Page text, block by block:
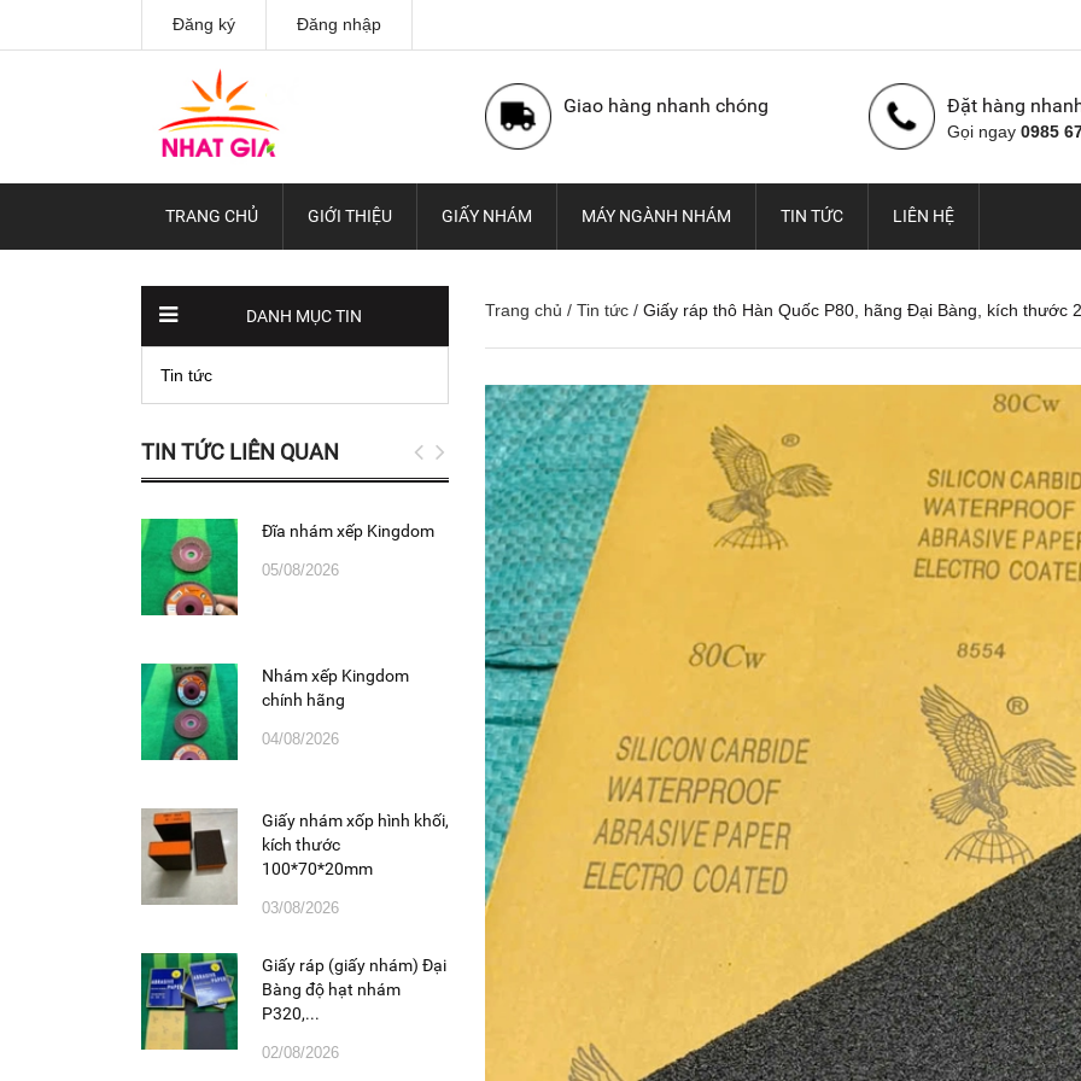
Đăng ký Đăng nhập
Giao hàng nhanh chóng Đặt hàng
Gọi ngay 0985
TRANG CHỦ GIỚI THIỆU GIẤY NHÁM MÁY NGÀNH NHÁM TIN TỨC LIÊN HỆ
Trang chủ / Tin tức / Giấy ráp thô Hàn Quốc P80, hãng Đại Bàng, kích thước
DANH MỤC TIN
Tin tức
TIN TỨC LIÊN QUAN
Đĩa nhám xếp Kingdom
05/08/2026
Nhám xếp Kingdom
chính hãng
04/08/2026
Giấy nhám xốp hình khối,
kích thước
100*70*20mm
03/08/2026
Giấy ráp (giấy nhám) Đại
Bàng độ hạt nhám
P320,...
02/08/2026
Nhám cuộn con Ó Hàn
Quốc (Hawk), Kích thước
100...
01/08/2026
31/07/2026
Giấy nhám P320
(Cw320) Đại Bàng, kích
thước 230...
Vải ráp con Ó Hawk,
Vải nhám cuộn con Ó,
hiệu Hawk, nhập khẩu
Hàn Quốc
nhám AA80, kích thước
27/07/2026
Nhám xốp hạ cam, độ
nhám P120, kích thước
75mmx...
25/07/2026
Nhám xốp dạng tấm to
P1000, kích thước
530mm x ...
23/07/2026